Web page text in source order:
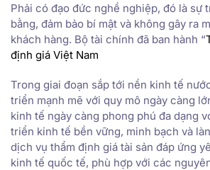
Phải có đạo đức nghề nghiệp, đó là sự
bằng, đảm bảo bí mật và không gây ra
khách hàng. Bộ tài chính đã ban hành “
định giá Việt Nam
Trong giai đoạn sắp tới nền kinh tế
triển mạnh mẽ với quy mô ngày càng
kinh tế ngày càng phong phú đa dạng
triển kinh tế bền vững, minh bạch và
dịch vụ thẩm định giá tài sản đáp ứng
kinh tế quốc tế, phù hợp với các